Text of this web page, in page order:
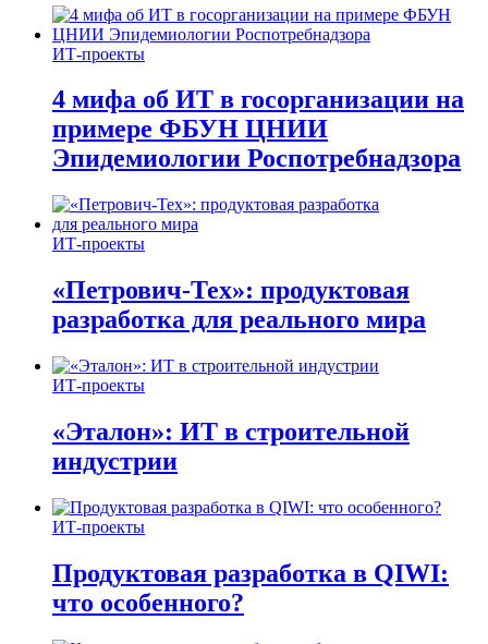
ИТ-проекты
4 мифа об ИТ в госорганизации на
примере ФБУН ЦНИИ
Эпидемиологии Роспотребнадзора
ИТ-проекты
«Петрович-Тех»: продуктовая
разработка для реального мира
ИТ-проекты
«Эталон»: ИТ в строительной
индустрии
ИТ-проекты
Продуктовая разработка в QIWI:
что особенного?